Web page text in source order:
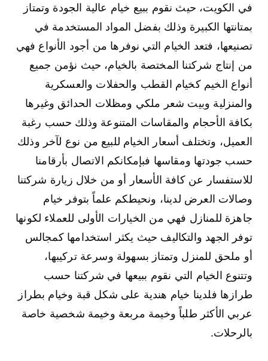
في الكويت، حيث نقوم ببيع خيام عالية الجودة وتمتاز
بمتانتها الكبيرة وذلك بفضل المواد المستخدمة في
تصنيعها، فتعد الخيام التي نوفرها من أجود الأنواع فهي
من إنتاج شركتنا المختصة بالخيام، حيث نؤمن جميع
أنواع الخيم كخيام القطب والحفلات والعسكرية
والمنزلية وبيت شعر ملكي ومظلات الحدائق وغيرها
بكافة الأحجام والمقاسات المتنوعة وذلك حسب رغبة
العميل، وتختلف أسعار الخيام للبيع من نوع لآخر وذلك
حسب جودتها ومقاسها فبإمكانكم الاتصال بأرقامنا
للاستفسار عن كافة الأسعار أو من خلال زيارة شركتنا
وصالات العرض لدينا، ونحيطكم علماً بتوفر خيام
جاهزة للمنازل فهي من الخيارات الأولى للعملاء لكونها
توفر الجهد والتكاليف حيث يكثر استخدامها كمجالس
أو ملحق للمنزل وتمتاز بسهولة وسرعة تركيبها،
وتتنوع الخيام التي نقوم ببيعها في شركتنا حسب
طرازها فلدينا خيام هندية على شكل قبة وخيام بطراز
عربي الأكثر طلباً وخيمة مربعة وخيمة شخصية خاصة
بالرحلات.